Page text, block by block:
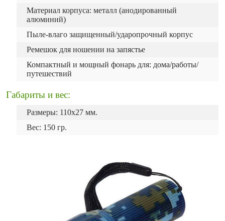
Материал корпуса: металл (анодированный
алюминий)
Пыле-влаго защищенный/ударопрочный корпус
Ремешок для ношении на запястье
Компактный и мощный фонарь для: дома/работы/
путешествий
Габариты и вес:
Размеры: 110х27 мм.
Вес: 150 гр.